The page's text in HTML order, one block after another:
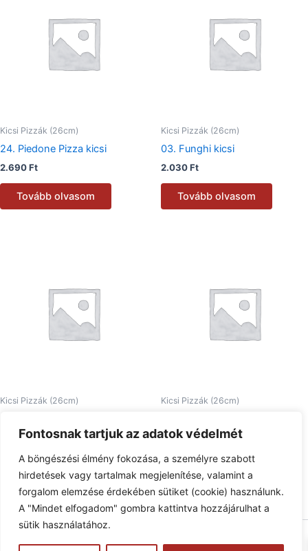
Fontosnak tartjuk az adatok védelmét
A böngészési élmény fokozása, a személyre szabott
hirdetések vagy tartalmak megjelenítése, valamint a
forgalom elemzése érdekében sütiket (cookie) használunk.
A "Mindet elfogadom" gombra kattintva hozzájárulhat a
sütik használatához.
Kicsi Pizzák (26cm)
24. Piedone Pizza kicsi
2.690Ft
Tovább olvasom
Kicsi Pizzák (26cm)
03. Funghi kicsi
2.030Ft
Tovább olvasom
Kicsi Pizzák (26cm)
2.180Ft
Tovább olvasom
Kicsi Pizzák (26cm)
2.350Ft
Tovább olvasom
Copyright © 2026 Pizzaphone | Powered byAstra WordPress